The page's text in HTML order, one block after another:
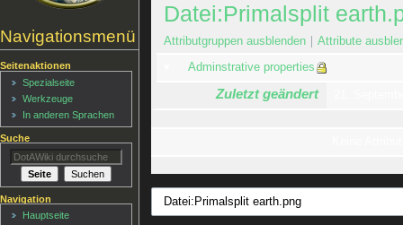
Datei:Primalsplit
Attributgruppen ausblenden Attribute
Adminstrative properties
Zuletzt geändert
Navigationsmenü
Seitenaktionen
Spezialseite
Werkzeuge
In anderen Sprachen
Suche
Navigation
Hauptseite